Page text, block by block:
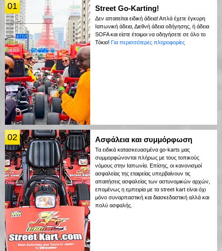
01 Street Go-Karting!
Δεν απαιτείται ειδική άδεια! Απλά έχετε έγκυρη
Ιαπωνική άδεια, Διεθνή άδεια οδήγησης, ή άδεια
SOFA και είστε έτοιμοι να οδηγήσετε σε όλο το
Τόκιο! Για περισσότερες πληροφορίες
02 Ασφάλεια και συμμόρφωση
Τα ειδικά κατασκευασμένα go-karts μας
συμμορφώνονται πλήρως με τους τοπικούς
νόμους στην Ιαπωνία. Επίσης, οι κανονισμοί
ασφαλείας της εταιρείας υπερβαίνουν τις
απαιτήσεις ασφαλείας των αστυνομικών αρχών,
επομένως η εμπειρία με τα street kart είναι όχι
μόνο συναρπαστική και διασκεδαστική αλλά και
πολύ ασφαλής.